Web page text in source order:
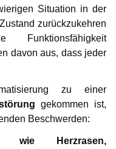
Situation in der
zurückzukehren
davon aus, dass jeder
zu einer
gekommen ist,
Beschwerden:
wie Herzrasen,